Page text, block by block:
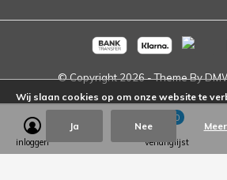
© Copyright2026- Theme By
inloggen verlanglijst
0
Wij slaan cookies op om onze website te
Ja Nee